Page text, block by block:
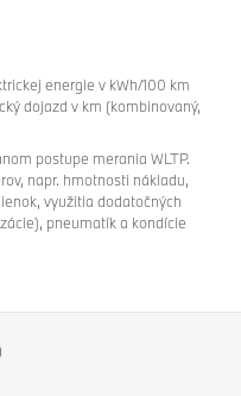
energie v kWh/100 km
dojazd v km (kombinovaný,
postupe merania WLTP.
napr. hmotnosti nákladu,
využitia dodatočných
pneumatík a kondície